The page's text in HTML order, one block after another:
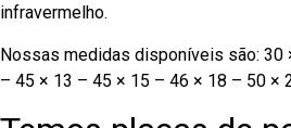
infravermelho.
Nossas medidas disponíveis são: 30
– 45 × 13 – 45 × 15 – 46 × 18 – 50 ×